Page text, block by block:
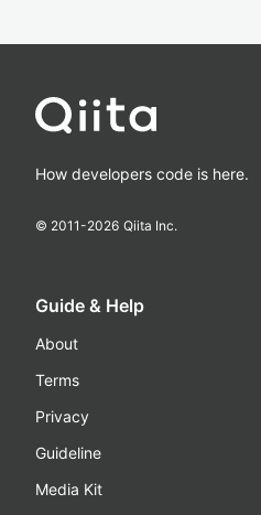
How developers code is here.
© 2011-2026 Qiita Inc.
Guide & Help
About
Terms
Privacy
Guideline
Media Kit